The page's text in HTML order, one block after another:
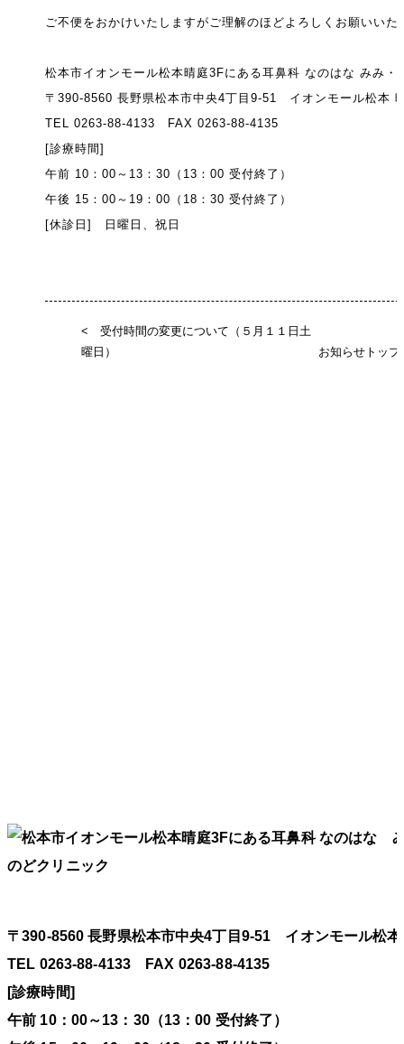
ご不便をおかけいたしますがご理解のほどよろしくお願いいた
松本市イオンモール松本晴庭3Fにある耳鼻科 なのはな みみ・
〒390-8560 長野県松本市中央4丁目9-51 イオンモール松本
TEL 0263-88-4133 FAX 0263-88-4135
[診療時間]
午前 10：00～13：30（13：00 受付終了）
午後 15：00～19：00（18：30 受付終了）
[休診日] 日曜日、祝日
< 受付時間の変更について（５月１１日土
曜日）
お知らせトップ
〒390-8560 長野県松本市中央4丁目9-51 イオンモール松本
TEL 0263-88-4133 FAX 0263-88-4135
[診療時間]
午前 10：00～13：30（13：00 受付終了）